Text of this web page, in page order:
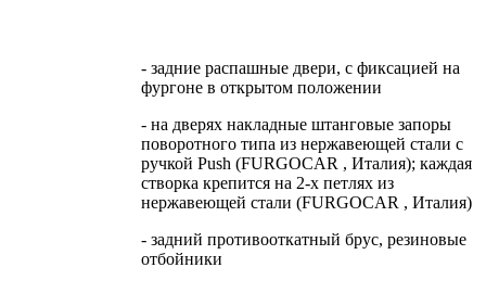
- задние распашные двери, с фиксацией на
фургоне в открытом положении
- на дверях накладные штанговые запоры
поворотного типа из нержавеющей стали с
ручкой Push (FURGOCAR , Италия); каждая
створка крепится на 2-х петлях из
нержавеющей стали (FURGOCAR , Италия)
- задний противооткатный брус, резиновые
отбойники